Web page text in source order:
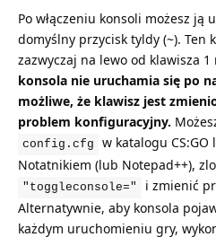
Po włączeniu konsoli możesz ją
domyślny przycisk tyldy (~). Ten
zazwyczaj na lewo od klawisza
konsola nie uruchamia się po
możliwe, że klawisz jest
problem konfiguracyjny.
config.cfg
w katalogu CS:GO
Notatnikiem (lub Notepad++),
"toggleconsole=" i zmienić
Alternatywnie, aby konsola
każdym uruchomieniu gry,